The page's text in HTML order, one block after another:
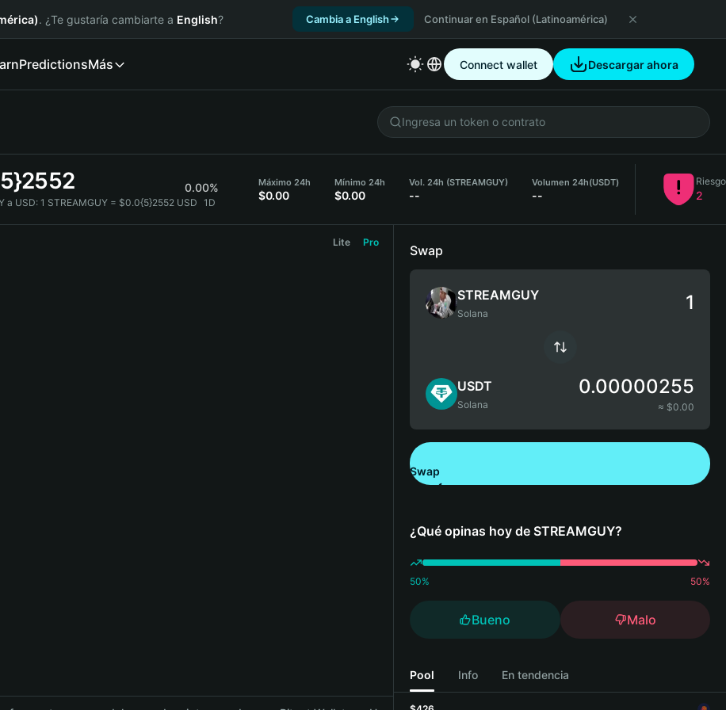
. ¿Te gustaría cambiarte a English? Cambia a English Continuar en Español (Latinoamérica)
PredictionsMás Connect wallet Descargar ahora
0.00%
a USD: 1 STREAMGUY = $0.0{5}2552 USD 1D
Máximo 24h
$0.00
Mínimo 24h
$0.00
Vol. 24h (STREAMGUY)
--
Volumen 24h(USDT)
-- 2
Lite Pro
Swap
STREAMGUY
Solana
USDT
Solana
0.00000255
≈ $0.00
Swap
¿Qué opinas hoy de STREAMGUY?
50% 50%
Bueno Malo
Pool Info En tendencia